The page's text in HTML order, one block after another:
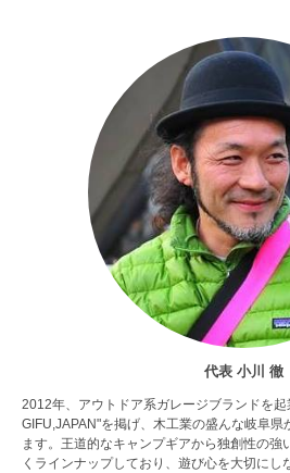
代表 小川 徹
2012年、アウトドア系ガレージブランドを
GIFU,JAPAN"を掲げ、木工業の盛んな岐阜
ます。王道的なキャンプギアから独創性の強
くラインナップしており、遊び心を大切にし